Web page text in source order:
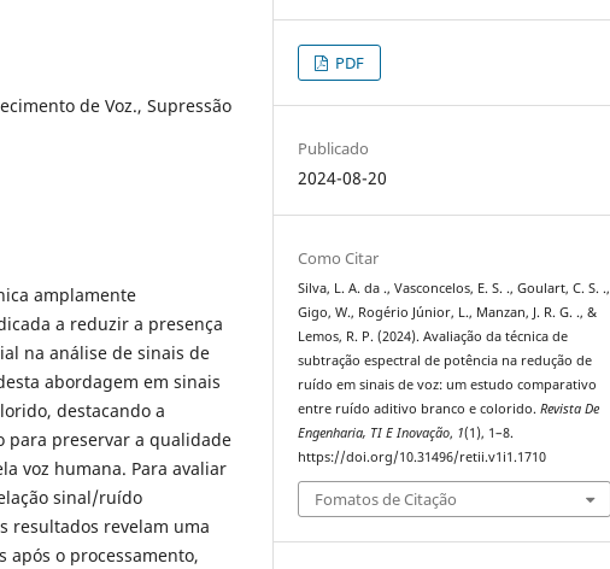
de Voz., Supressão
amplamente
a reduzir a presença
na análise de sinais de
abordagem em sinais
destacando a
preservar a qualidade
voz humana. Para avaliar
sinal/ruído
resultados revelam uma
o processamento,
PDF
Publicado
2024-08-20
Como Citar
Silva, L. A. da ., Vasconcelos, E. S. ., Goulart, C. S. .,
Gigo, W., Rogério Júnior, L., Manzan, J. R. G. ., &
Lemos, R. P. (2024). Avaliação da técnica de
subtração espectral de potência na redução de
ruído em sinais de voz: um estudo comparativo
entre ruído aditivo branco e colorido.Revista De
Engenharia, TI E Inovação, 1(1), 1–8.
https://doi.org/10.31496/retii.v1i1.1710
Fomatos de Citação